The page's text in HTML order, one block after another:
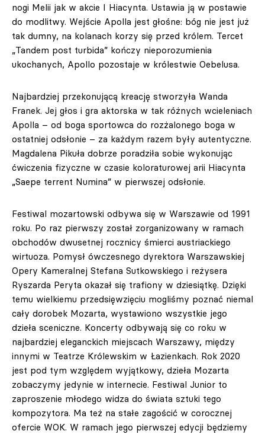
nogi Melii jak w akcie I Hiacynta. Ustawia ją w postawie
do modlitwy. Wejście Apolla jest głośne: bóg nie jest już
tak dumny, na kolanach korzy się przed królem. Tercet
„Tandem post turbida” kończy nieporozumienia
ukochanych, Apollo pozostaje w królestwie Oebelusa.
Najbardziej przekonującą kreację stworzyła Wanda
Franek. Jej głos i gra aktorska w tak różnych wcieleniach
Apolla – od boga sportowca do rozżalonego boga w
ostatniej odsłonie – za każdym razem były autentyczne.
Magdalena Pikuła dobrze poradziła sobie wykonując
ćwiczenia fizyczne w czasie koloraturowej arii Hiacynta
„Saepe terrent Numina” w pierwszej odsłonie.
Festiwal mozartowski odbywa się w Warszawie od 1991
roku. Po raz pierwszy został zorganizowany w ramach
obchodów dwusetnej rocznicy śmierci austriackiego
wirtuoza. Pomysł ówczesnego dyrektora Warszawskiej
Opery Kameralnej Stefana Sutkowskiego i reżysera
Ryszarda Peryta okazał się trafiony w dziesiątkę. Dzięki
temu wielkiemu przedsięwzięciu mogliśmy poznać niemal
cały dorobek Mozarta, wystawiono wszystkie jego
dzieła sceniczne. Koncerty odbywają się co roku w
najbardziej eleganckich miejscach Warszawy, między
innymi w Teatrze Królewskim w Łazienkach. Rok 2020
jest pod tym względem wyjątkowy, dzieła Mozarta
zobaczymy jedynie w internecie. Festiwal Junior to
zaproszenie młodego widza do świata sztuki tego
kompozytora. Ma też na stałe zagościć w corocznej
ofercie WOK. W ramach jego pierwszej edycji będziemy